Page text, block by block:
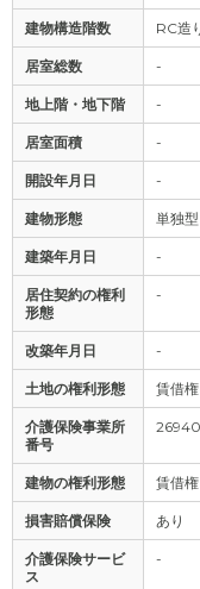
建物構造階数 RC造
居室総数 -
地上階・地下階 -
居室面積 -
開設年月日 -
建物形態 単独型
建築年月日 -
居住契約の権利
形態
-
改築年月日 -
土地の権利形態 賃借権
介護保険事業所
番号
建物の権利形態 賃借権
損害賠償保険 あり
介護保険サービ
ス
-